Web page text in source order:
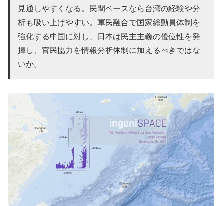
見通しやすくなる。民間ベースなら台湾の経験や分
析も吸い上げやすい。軍民融合で国家総動員体制を
強化する中国に対し、日本は民主主義の優位性を発
揮し、官民協力を情報分析体制に加えるべきではな
いか。